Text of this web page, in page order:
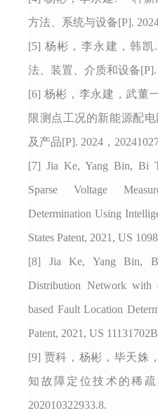
方法、系统与设备[P].
[5] 杨彬，李永建，韩凯
法、装置、介质和设备[P].
[6] 杨彬，李永建，武董
限测点工况的新能源配
及产品[P]. 2024，
[7]Jia Ke, Yang Bin, Bi
Sparse Voltage
Determination Using
States Patent, 2021, US
[8] Jia Ke, Yang Bin,
Distribution Network with
based Fault Location
Patent, 2021, US
[9] 贾科，杨彬，毕天姝
知故障定位技术的稀
202010322933.8.